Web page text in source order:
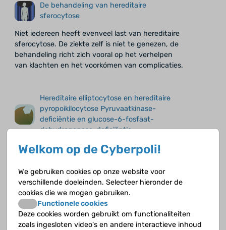
De behandeling van hereditaire
sferocytose
Niet iedereen heeft evenveel last van hereditaire
sferocytose. De ziekte zelf is niet te genezen, de
behandeling richt zich vooral op het verhelpen
van klachten en het voorkómen van complicaties.
Hereditaire elliptocytose en hereditaire
pyropoikilocytose Pyruvaatkinase-
deficiëntie en glucose-6-fosfaat-
dehydrogenase-deficiëntie
Bloedarmoede door bloedafbraak komt niet alleen
voor bij hereditaire sferocytose, maar ook bij
andere bloedziekten.
Welkom op de Cyberpoli!
We gebruiken cookies op onze website voor
verschillende doeleinden. Selecteer hieronder de
cookies die we mogen gebruiken.
Functionele cookies
Deze cookies worden gebruikt om functionaliteiten
zoals ingesloten video's en andere interactieve inhoud